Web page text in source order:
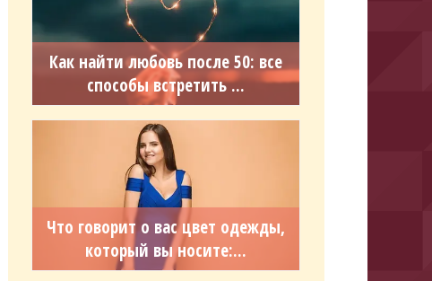
Как найти любовь после 50: все
способы встретить ...
Что говорит о вас цвет одежды,
который вы носите:...